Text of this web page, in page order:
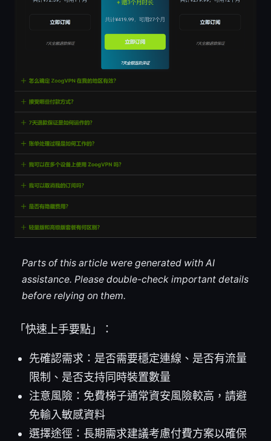
Parts of this article were generated with AI
assistance. Please double-check important details
before relying on them.
「快速上手要點」：
先確認需求：是否需要穩定連線、是否有流量
限制、是否支持同時裝置數量
注意風險：免費梯子通常資安風險較高，請避
免輸入敏感資料
選擇途徑：長期需求建議考慮付費方案以確保